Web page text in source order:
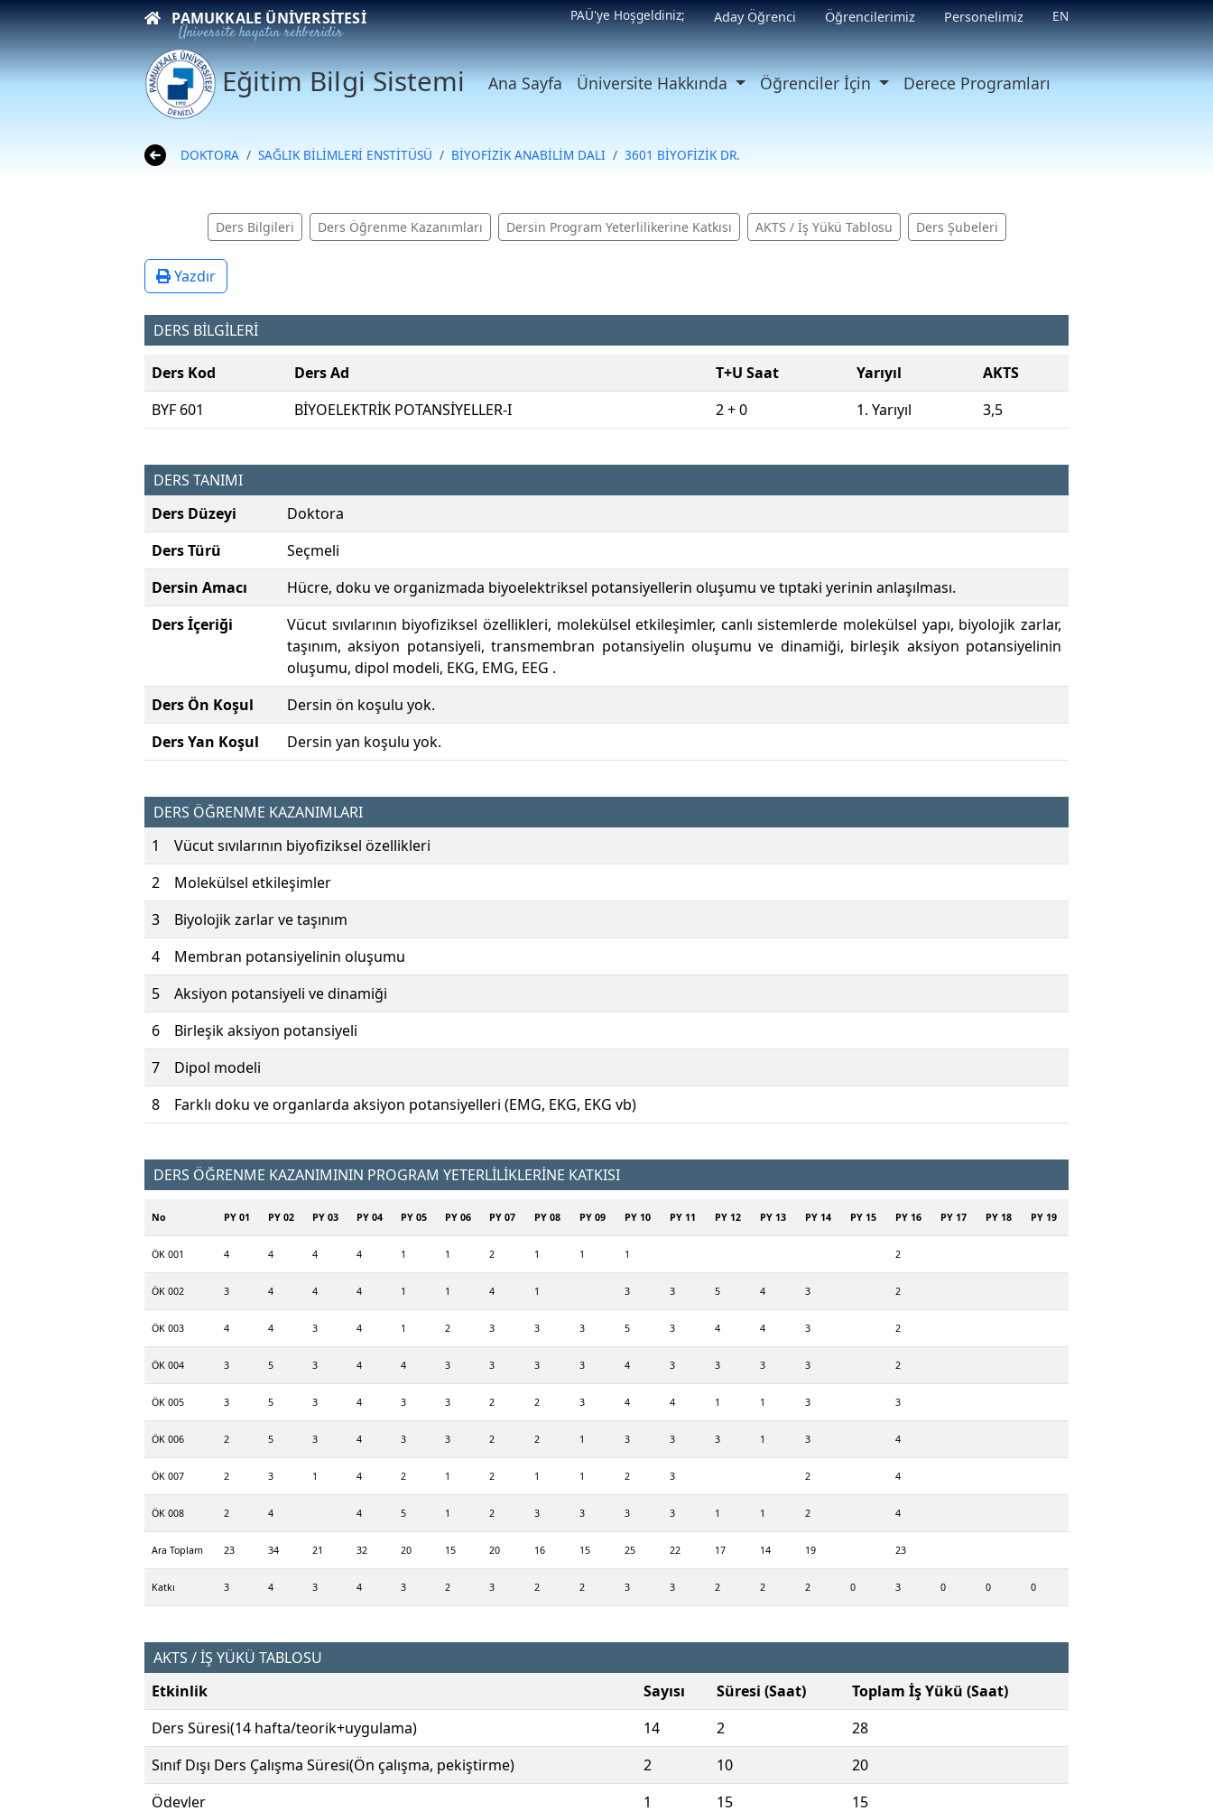
PAMUKKALE ÜNIVERSITESI
Üniversite hayatın rehberidir
PAÜ'ye Hoşgeldiniz; Aday Öğrenci Öğrencilerimiz Personelimiz EN
Eğitim Bilgi Sistemi Ana Sayfa Üniversite Hakkında Öğrenciler İçin Derece Programları
DOKTORA SAĞLIK BİLİMLERİ ENSTİTÜSÜ BİYOFİZİK ANABİLİM DALI 3601 BİYOFİZİK DR.
Ders Bilgileri Ders Öğrenme Kazanımları Dersin Program Yeterlilikerine Katkısı AKTS / İş Yükü Tablosu Ders Şubeleri
Yazdır
DERS BİLGİLERİ
Ders Kod Ders Ad T+U Saat Yarıyıl
AKTS
BYF 601
BİYOELEKTRİK POTANSİYELLER-I 2 + 0 1. Yarıyıl 3,5
DERS TANIMI
Ders Düzeyi
Doktora
Ders Türü
Seçmeli
Dersin Amacı
Hücre, doku ve organizmada biyoelektriksel potansiyellerin oluşumu ve tıptaki yerinin anlaşılması.
Ders İçeriği
Vücut sıvılarının biyofiziksel özellikleri, molekülsel etkileşimler, canlı sistemlerde molekülsel yapı, biyolojik zarlar,
taşınım, aksiyon potansiyeli, transmembran potansiyelin oluşumu ve dinamiği, birleşik aksiyon potansiyelinin
oluşumu, dipol modeli, EKG, EMG, EEG .
Ders Ön Koşul
Dersin ön koşulu yok.
Ders Yan Koşul
Dersin yan koşulu yok.
DERS ÖĞRENME KAZANIMLARI
1
Vücut sıvılarının biyofiziksel özellikleri
2
Molekülsel etkileşimler
3
Biyolojik zarlar ve taşınım
4
Membran potansiyelinin oluşumu
5
Aksiyon potansiyeli ve dinamiği
6
Birleşik aksiyon potansiyeli
7
Dipol modeli
8
Farklı doku ve organlarda aksiyon potansiyelleri (EMG, EKG, EKG vb)
DERS ÖĞRENME KAZANIMININ PROGRAM YETERLİLİKLERİNE KATKISI
No PY 01 PY 02 PY 03 PY 04 PY 05 PY 06 PY 07 PY 08 PY 09 PY 10 PY 11 PY 12 PY 13 PY 14 PY 15 PY 16 PY 17 PY 18 PY 19
ÖK 001 4 4 4 4 1 1 2 1 1 1 2
ÖK 002 3 4 4 4 1 1 4 1 3 3 5 4 3 2
ÖK 003 4 4 3 4 1 2 3 3 3 5 3 4 4 3 2
ÖK 004 3 5 3 4 4 3 3 3 3 4 3 3 3 3 2
ÖK 005 3 5 3 4 3 3 2 2 3 4 4 1 1 3 3
ÖK 006 2 5 3 4 3 3 2 2 1 3 3 3 1 3 4
ÖK 007 2 3 1 4 2 1 2 1 1 2 3 2 4
ÖK 008 2 4 4 5 1 2 3 3 3 3 1 1 2 4
Ara Toplam 23 34 21 32 20 15 20 16 15 25 22 17 14 19 23
Katkı 3 4 3 4 3 2 3 2 2 3 3 2 2 2 0 3 0 0 0
AKTS / İŞ YÜKÜ TABLOSU
Etkinlik
Sayısı Süresi (Saat)
Toplam İş Yükü (Saat)
Ders Süresi(14 hafta/teorik+uygulama)
14 2
28
Sınıf Dışı Ders Çalışma Süresi(Ön çalışma, pekiştirme)
2 10
20
Ödevler
1 15
15